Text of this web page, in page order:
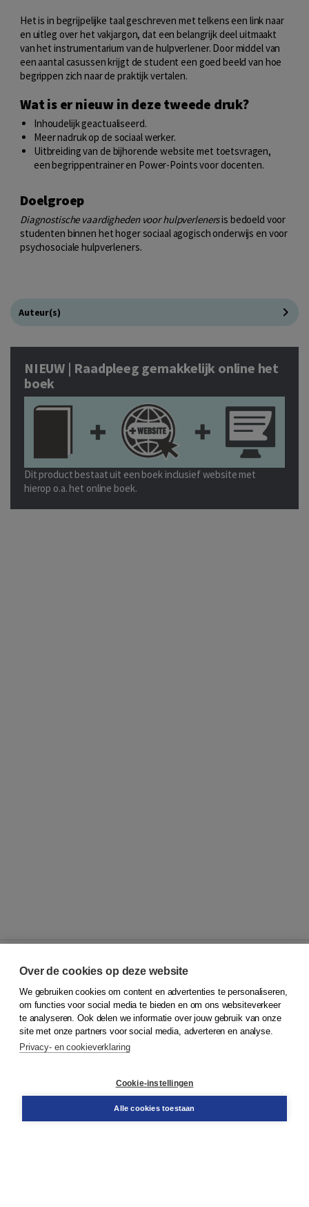
Het is in begrijpelijke taal geschreven met telkens een link naar
en uitleg over het vakjargon, dat een belangrijk deel uitmaakt
van het instrumentarium van de hulpverlener. Door middel van
een aantal casussen krijgt de student een goed beeld van hoe
begrippen zich naar de praktijk vertalen.
Wat is er nieuw in deze tweede druk?
Inhoudelijk geactualiseerd.
Meer nadruk op de sociaal werker.
Uitbreiding van de bijhorende website met toetsvragen,
een begrippentrainer en Power-Points voor docenten.
Doelgroep
Diagnostische vaardigheden voor hulpverlenersis bedoeld voor
studenten binnen het hoger sociaal agogisch onderwijs en voor
psychosociale hulpverleners.
Auteur(s)
NIEUW | Raadpleeg gemakkelijk online het
boek
Dit product bestaat uit een boek inclusief website met
hierop o.a. het online boek.
© 2026Koninklijke Boom uitgevers
Klantenservice
Service & informatie
Contact
Over de cookies op deze website
We gebruiken cookies om content en advertenties te personaliseren,
om functies voor social media te bieden en om ons websiteverkeer
te analyseren. Ook delen we informatie over jouw gebruik van onze
site met onze partners voor social media, adverteren en analyse.
Privacy- en cookieverklaring
Cookie-instellingen
Alle cookies toestaan